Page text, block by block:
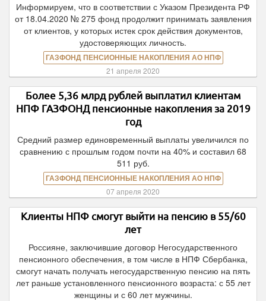
Информируем, что в соответствии с Указом Президента РФ
от 18.04.2020 № 275 фонд продолжит принимать заявления
от клиентов, у которых истек срок действия документов,
удостоверяющих личность.
ГАЗФОНД ПЕНСИОННЫЕ НАКОПЛЕНИЯ АО НПФ
21 апреля 2020
Более 5,36 млрд рублей выплатил клиентам
НПФ ГАЗФОНД пенсионные накопления за 2019
год
Средний размер единовременный выплаты увеличился по
сравнению с прошлым годом почти на 40% и составил 68
511 руб.
ГАЗФОНД ПЕНСИОННЫЕ НАКОПЛЕНИЯ АО НПФ
07 апреля 2020
Клиенты НПФ смогут выйти на пенсию в 55/60
лет
Россияне, заключившие договор Негосударственного
пенсионного обеспечения, в том числе в НПФ Сбербанка,
смогут начать получать негосударственную пенсию на пять
лет раньше установленного пенсионного возраста: с 55 лет
женщины и с 60 лет мужчины.